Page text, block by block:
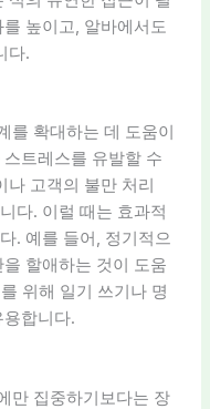
높이고, 알바에서도
다.
를 확대하는 데 도움이
트레스를 유발할 수
나 고객의 불만 처리
다. 이럴 때는 효과적
. 예를 들어, 정기적으
할애하는 것이 도움
위해 일기 쓰기나 명
합니다.
만 집중하기보다는 장